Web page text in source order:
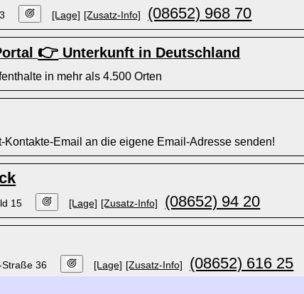
[Lage] [Zusatz-Info] (08652) 968 70
👉 Unterkunft in Deutschland
in mehr als 4.500 Orten
Kontakte-Email an die eigene Email-Adresse senden!
15 [Lage] [Zusatz-Info] (08652) 94 20
Straße 36 [Lage] [Zusatz-Info] (08652) 616 25